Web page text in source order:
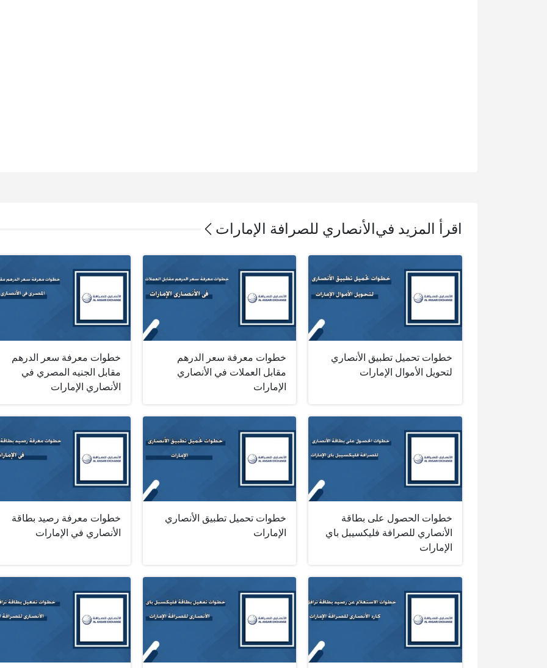
اقرأ المزيد في الأنصاري للصرافة الإمارات
خطوات تحميل تطبيق الأنصاري
لتحويل الأموال الإمارات
خطوات معرفة سعر الدرهم
مقابل العملات في الأنصاري
الإمارات
خطوات معرفة سعر الدرهم
مقابل الجنيه المصري في
الأنصاري الإمارات
خطوات الحصول على بطاقة
الأنصاري للصرافة فليكسيبل باي
الإمارات
خطوات تحميل تطبيق الأنصاري
الإمارات
خطوات معرفة رصيد بطاقة
الأنصاري في الإمارات